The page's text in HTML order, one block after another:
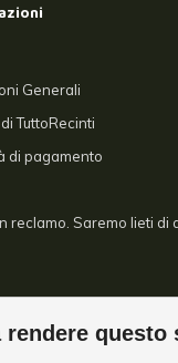
Generali
TuttoRecinti
di pagamento
reclamo. Saremo lieti di